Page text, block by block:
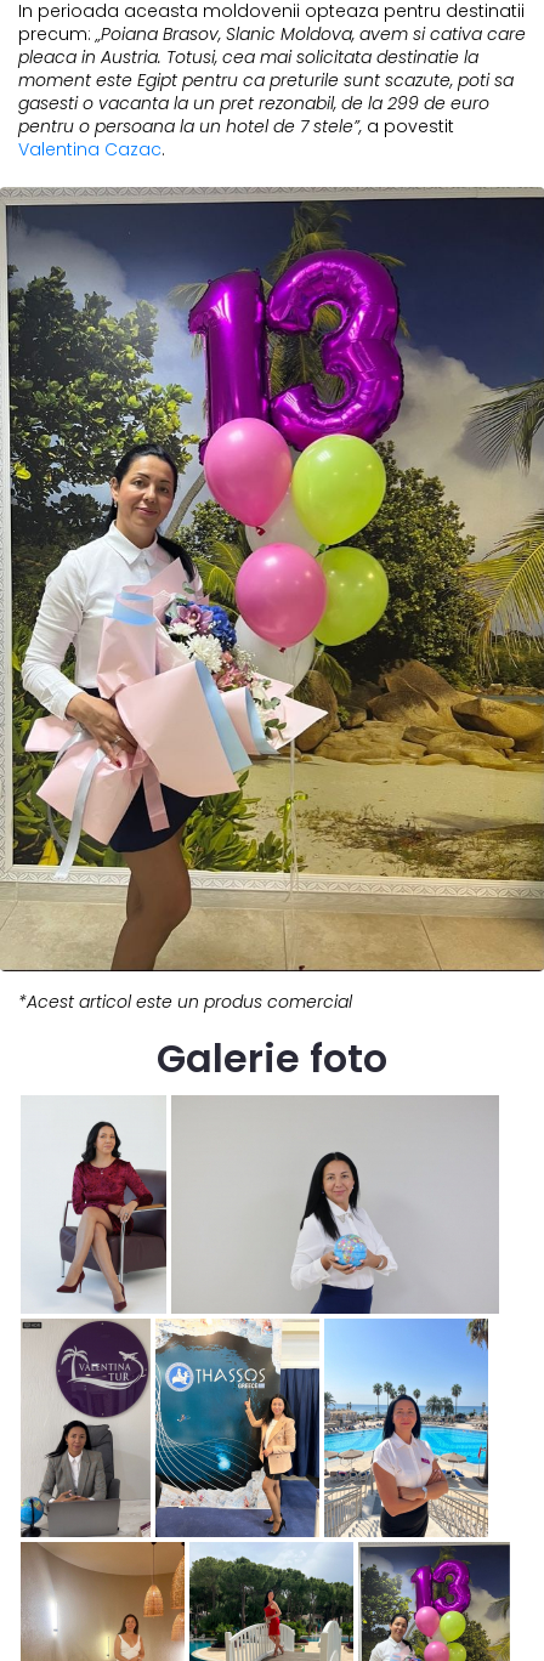
In perioada aceasta moldovenii opteaza pentru destinatii
precum: „Poiana Brasov, Slanic Moldova, avem si cativa care
pleaca in Austria. Totusi, cea mai solicitata destinatie la
moment este Egipt pentru ca preturile sunt scazute, poti sa
gasesti o vacanta la un pret rezonabil, de la 299 de euro
pentru o persoana la un hotel de 7 stele”, a povestit
Valentina Cazac.
*Acest articol este un produs comercial
Galerie foto